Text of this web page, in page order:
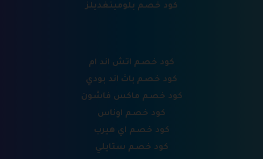
كود خصم بلومينغديلز
كود خصم اتش اند ام
كود خصم باث اند بودي
كود خصم ماكس فاشون
كود خصم اوناس
كود خصم اي هيرب
كود خصم ستايلي